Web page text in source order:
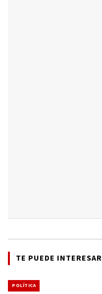
TE PUEDE INTERESAR
POLÍTICA